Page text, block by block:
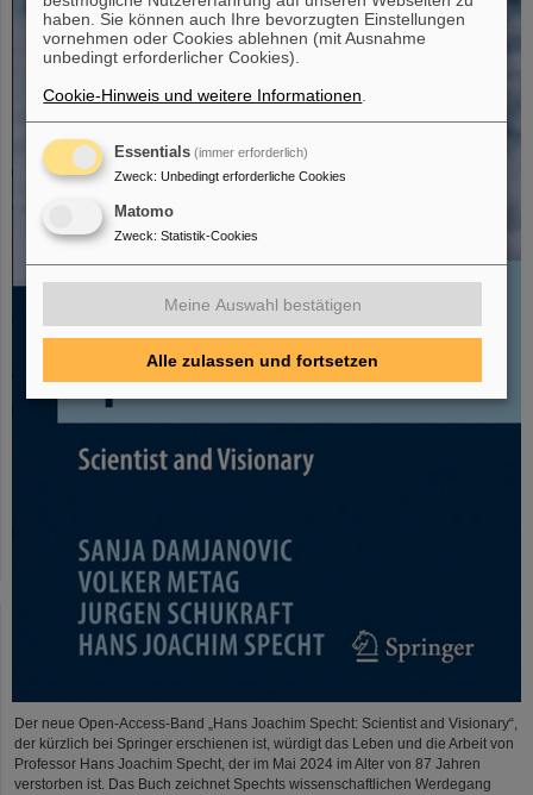
Der neue Open-Access-Band „Hans Joachim Specht: Scientist and Visionary“,
der kürzlich bei Springer erschienen ist, würdigt das Leben und die Arbeit von
Professor Hans Joachim Specht, der im Mai 2024 im Alter von 87 Jahren
verstorben ist. Das Buch zeichnet Spechts wissenschaftlichen Werdegang
haben. Sie können auch Ihre bevorzugten Einstellungen
vornehmen oder Cookies ablehnen (mit Ausnahme
unbedingt erforderlicher Cookies).
Cookie-Hinweis und weitere Informationen
Essentials (immer erforderlich)
Zweck: Unbedingt erforderliche Cookies
Matomo
Zweck: Statistik-Cookies
Meine Auswahl bestätigen
Alle zulassen und fortsetzen